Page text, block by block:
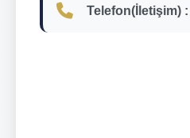
Telefon(İletişim) :